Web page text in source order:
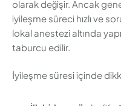
olarak değişir. Ancak
iyileşme süreci hızlı ve
lokal anestezi altında
taburcu edilir.
İyileşme süresi içinde